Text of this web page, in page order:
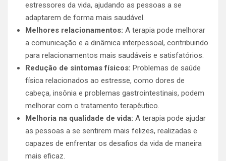
estressores da vida, ajudando as pessoas a se
adaptarem de forma mais saudável.
Melhores relacionamentos: A terapia pode melhorar
a comunicação e a dinâmica interpessoal, contribuindo
para relacionamentos mais saudáveis e satisfatórios.
Redução de sintomas físicos: Problemas de saúde
física relacionados ao estresse, como dores de
cabeça, insônia e problemas gastrointestinais, podem
melhorar com o tratamento terapêutico.
Melhoria na qualidade de vida: A terapia pode ajudar
as pessoas a se sentirem mais felizes, realizadas e
capazes de enfrentar os desafios da vida de maneira
mais eficaz.